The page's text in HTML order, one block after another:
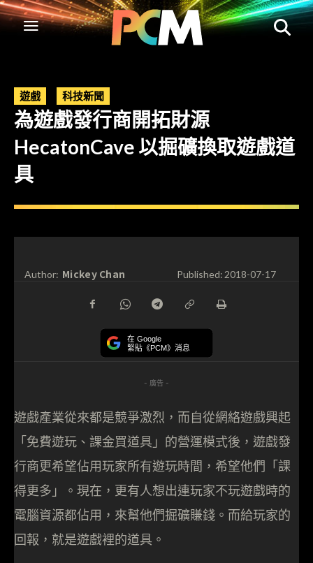
遊戲 科技新聞
為遊戲發行商開拓財源
HecatonCave 以掘礦換取遊戲道
具
Author: Mickey Chan Published:2018-07-17
在 Google
緊貼《PCM》消息
- 廣告 -
遊戲產業從來都是競爭激烈，而自從網絡遊戲興起
「免費遊玩、課金買道具」的營運模式後，遊戲發
行商更希望佔用玩家所有遊玩時間，希望他們「課
得更多」。現在，更有人想出連玩家不玩遊戲時的
電腦資源都佔用，來幫他們掘礦賺錢。而給玩家的
回報，就是遊戲裡的道具。